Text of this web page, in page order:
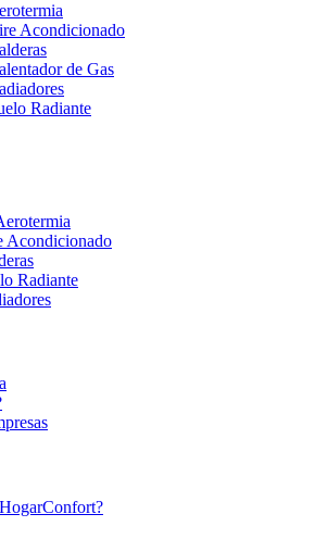
Acondicionado
de Gas
Radiante
Acondicionado
Radiante